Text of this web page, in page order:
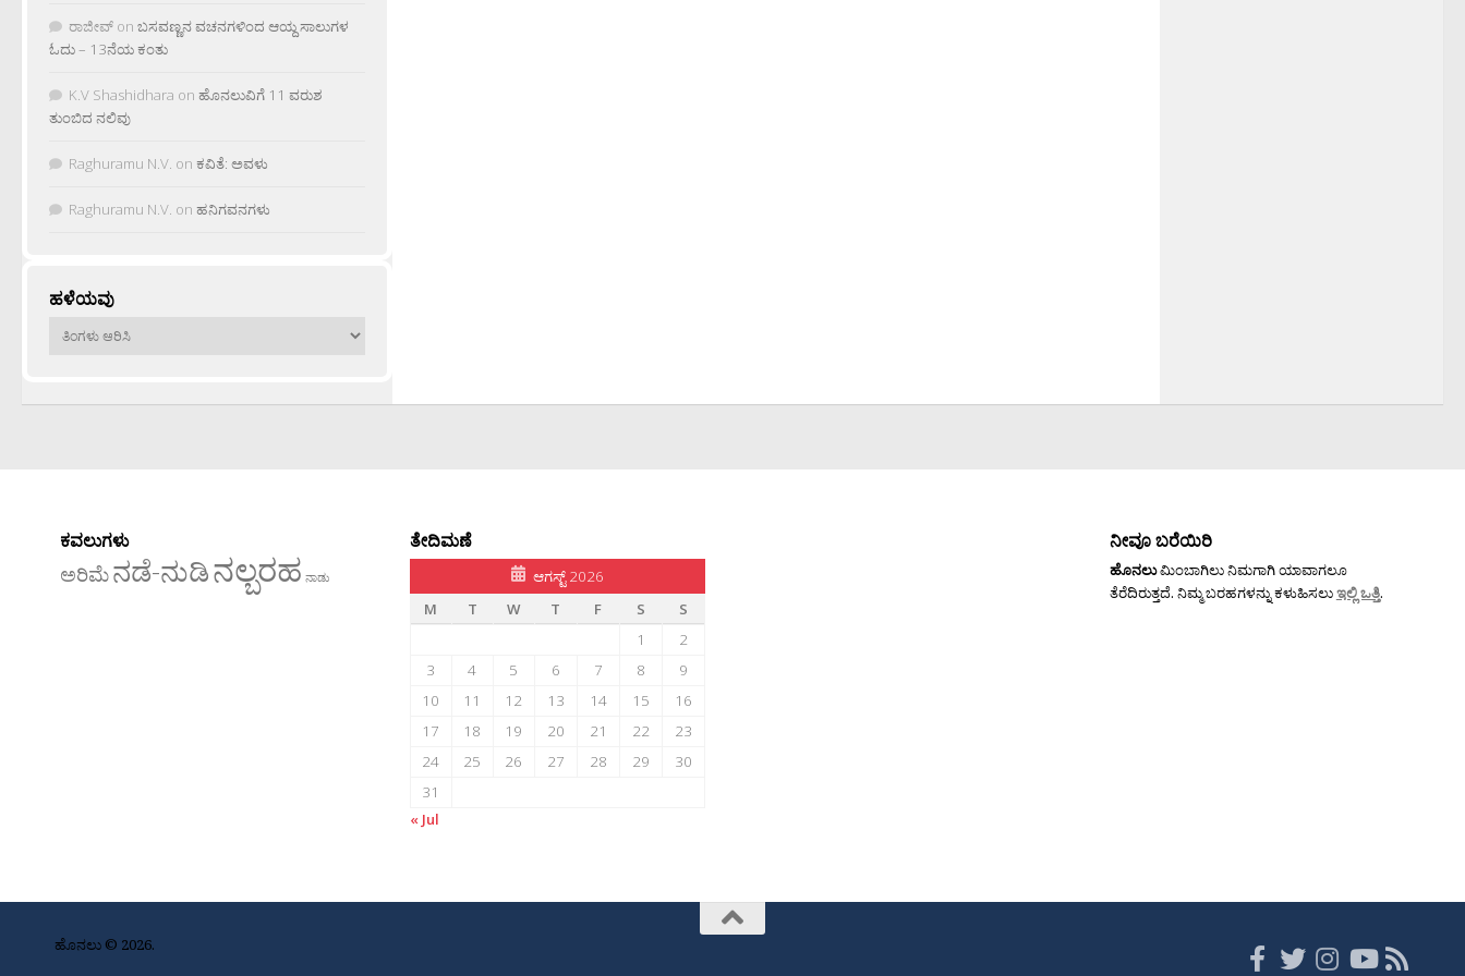
ರಾಜೀವ್ on ಬಸವಣ್ಣನ ವಚನಗಳಿಂದ ಆಯ್ದ ಸಾಲುಗಳ
ಓದು – 13ನೆಯ ಕಂತು
K.V Shashidhara on ಹೊನಲುವಿಗೆ 11 ವರುಶ
ತುಂಬಿದ ನಲಿವು
Raghuramu N.V. on ಕವಿತೆ: ಅವಳು
Raghuramu N.V. on ಹನಿಗವನಗಳು
ಹಳೆಯವು
ಹಳೆಯವು
ಕವಲುಗಳು
ಅರಿಮೆನಡೆ-ನುಡಿನಲ್ಬರಹ ನಾಡು
ತೇದಿಮಣೆ
ಆಗಸ್ಟ್ 2026
M
T W T F S
S
1
2
3
4 5 6 7 8
9
10
11 12 13 14 15
16
17
18 19 20 21 22
23
24
25 26 27 28 29
30
31
« Jul
ನೀವೂ ಬರೆಯಿರಿ
ಹೊನಲುಮಿಂಬಾಗಿಲು ನಿಮಗಾಗಿ ಯಾವಾಗಲೂ
ತೆರೆದಿರುತ್ತದೆ. ನಿಮ್ಮ ಬರಹಗಳನ್ನು ಕಳುಹಿಸಲುಇಲ್ಲಿ ಒತ್ತಿ.
ಹೊನಲು © 2026.